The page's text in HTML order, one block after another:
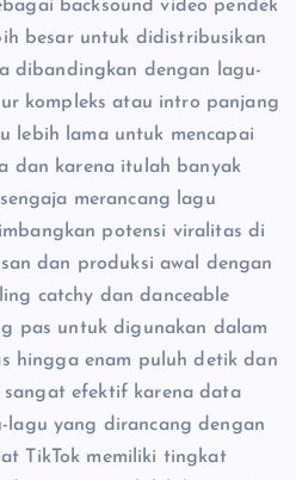
backsound video pendek
besar untuk didistribusikan
dibandingkan dengan lagu-
kompleks atau intro panjang
lebih lama untuk mencapai
dan karena itulah banyak
merancang lagu
potensi viralitas di
dan produksi awal dengan
catchy dan danceable
pas untuk digunakan dalam
hingga enam puluh detik dan
efektif karena data
lagu yang dirancang dengan
TikTok memiliki tingkat